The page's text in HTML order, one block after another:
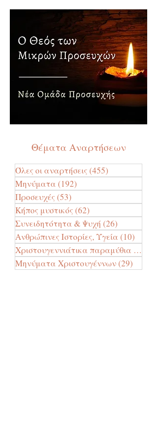
Θέματα Αναρτήσεων
Όλες οι αναρτήσεις(455)
Μηνύματα (192)
Προσευχές(53)
Κήπος μυστικός(62)
Συνειδητότητα & Ψυχή (26)
Ανθρώπινες Ιστορίες, Υγεία (10)
Χριστουγεννιάτικα παραμύθια (24)
Μηνύματα Χριστουγέννων(29)